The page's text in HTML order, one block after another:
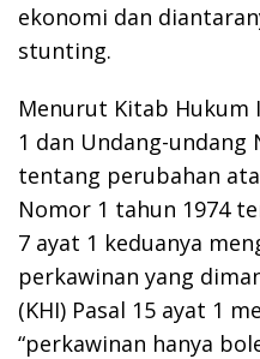
ekonomi dan
stunting.
Menurut Kitab Hukum
1 dan Undang-undang
tentang perubahan
Nomor 1 tahun 1974
7 ayat 1 keduanya
perkawinan yang
(KHI) Pasal 15 ayat 1
“perkawinan hanya